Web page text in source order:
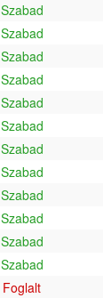
Szabad
Szabad
Szabad
Szabad
Szabad
Szabad
Szabad
Szabad
Szabad
Szabad
Szabad
Szabad
Foglalt